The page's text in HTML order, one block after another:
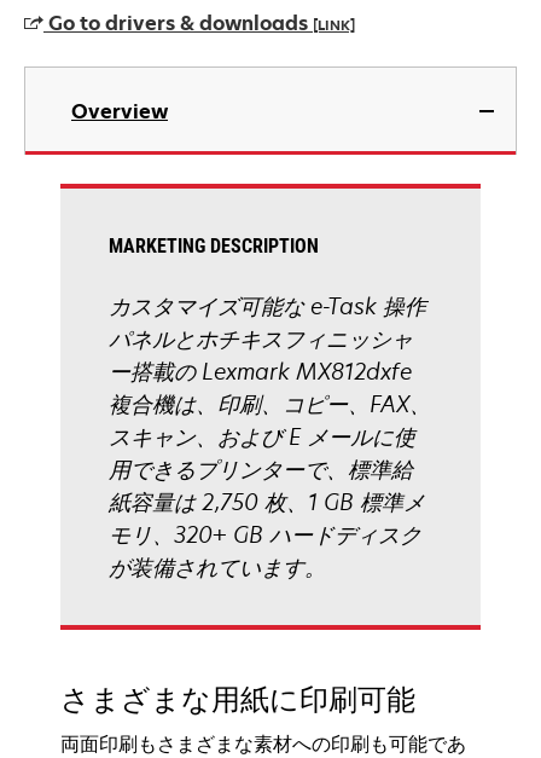
タ
ブ
く
Go to drivers & downloads [LINK]
新
タ
Overview
MARKETING DESCRIPTION
カスタマイズ可能な e-Task 操作
パネルとホチキスフィニッシャ
ー搭載の Lexmark MX812dxfe
複合機は、印刷、コピー、FAX、
スキャン、および E メールに使
用できるプリンターで、標準給
紙容量は 2,750 枚、1 GB 標準メ
モリ、320+ GB ハードディスク
が装備されています。
さまざまな用紙に印刷可能
両面印刷もさまざまな素材への印刷も可能であ